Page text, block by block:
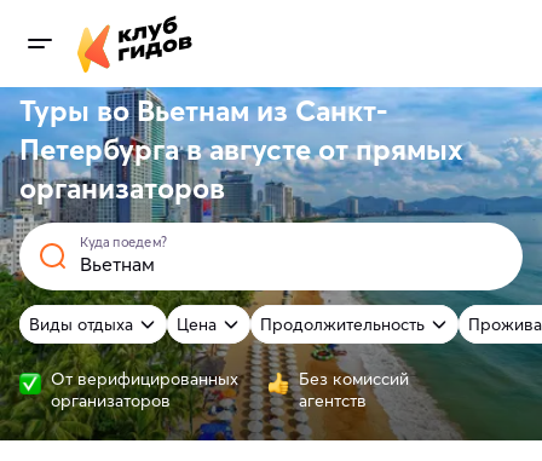
Туры во Вьетнам из Санкт-
Петербурга в августе отпрямых
организаторов
Куда поедем?
Виды отдыха Цена Продолжительность
От верифицированных
организаторов
Без комиссий
агентств